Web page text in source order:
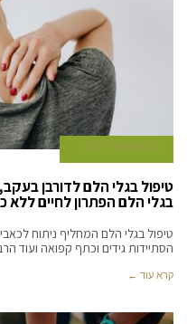
13 באוקטובר 2021
טיפול בגלי הלם לדורבן
בגלי הלם הפתרון לחיים ללא
טיפול בגלי הלם המחליף ניתוח
הסתיידות גידים וכתף קפואה ועוד
קרא עוד ←